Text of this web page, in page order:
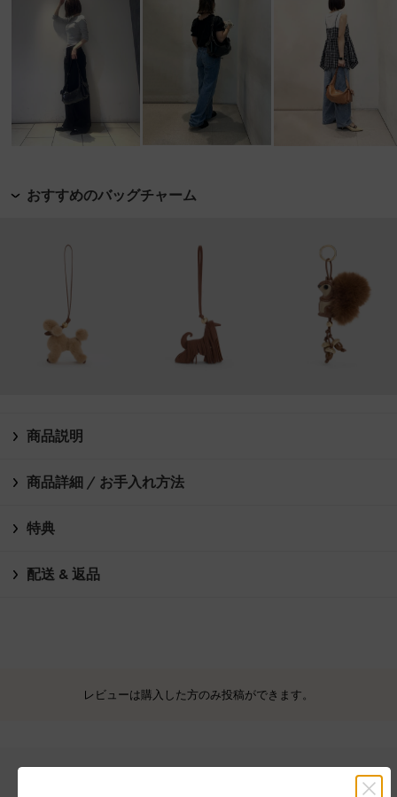
おすすめのバッグチャーム
商品説明
商品詳細 / お手入れ方法
特典
配送 & 返品
レビューは購入した方のみ投稿ができます。